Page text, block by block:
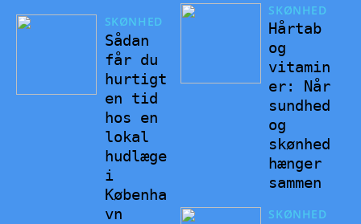
SKØNHED
Sådan
får du
hurtigt
en tid
hos en
lokal
hudlæge
i
Københa
vn
SKØNHED
Hårtab
og
vitamin
er: Når
sundhed
og
skønhed
hænger
sammen
SKØNHED